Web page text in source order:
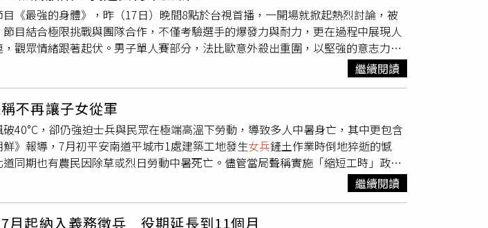
」的東西，雲朵姐姐建議女兵 一定要帶防曬乳；孫綻則提醒近視的同袍，務必準
。阿夫則特別強調襪子的重要性，建議選擇吸濕排汗的款式，避免腳汗異味。此
，以免馬桶堵塞惹人厭《九條好漢在一班》熱播，也讓曾擔任憲兵、藝工隊的雲
節目更了解她過去的生活；孫綻的職業軍人爸爸和弟弟則會「看節目指導」，就
《最強的身體》，昨（17日）晚間8點於台視首播，一開場就掀起熱烈討論，被
目結合極限挑戰與團隊合作，不僅考驗選手的爆發力與耐力，更在過程中展現人
觀眾情緒跟著起伏。男子單人賽部分，法比歐意外殺出重圍，以堅強的意志力和
場觀眾跌破眼鏡，一舉奪下「最強的身體」稱號。混雙賽事同樣火花四射，由阿
虹，展現壓倒性的默契與實力，對手只能望著他們的背影，完全追趕不上。法比歐
強的身體」稱號。（圖／好看娛樂提供）其中最讓人動容的橋段，莫過於《
能透支一度情緒崩潰、淚灑賽場。就在她幾乎想要放棄的瞬間，場邊所有選手集
最後200公尺的衝刺。梁舒涵最終搞笑扭腰擺臀抵達終點，這份堅持不放棄的精
修杰楷則在「大魔王關卡」雪橇機前陷入苦戰，雖然過程艱辛，但他沒有半途而
對節目組霸氣放話：「我還要再來挑戰。」展現出不服輸的精神與突破自我的決
上好評如潮。許多人表示看得全身起雞皮疙瘩，甚至有人激動直呼：「我跪在電
覺震撼，更勾起觀眾內心那份熱血與渴望挑戰的勇氣，讓大家看見運動競技不只是
。
繼續閱讀
不再讓子女從軍
40°C，卻仍強迫士兵與民眾在極端高溫下勞動，導致多人中暑身亡，其中更包含
》報導，7月初平安南道平城市1處建築工地發生女兵鏟土作業時倒地猝逝的憾
同期也有農民因除草或烈日勞動中暑死亡。儘管當局聲稱實施「縮短工時」政
戰」為名，強迫軍民頂著酷暑趕工，甚至將死亡歸咎於受害者「精神力不足」或
北韓基層長期營養不良，根本難以承受高溫勞動，但為避免生計受影響，許多農民
嚴峻，除被迫參與國家工程，還得面對軍中系統性剝削。脫北者向日媒《共同
繼續閱讀
月起納入義務徵兵 役期延長到11個月